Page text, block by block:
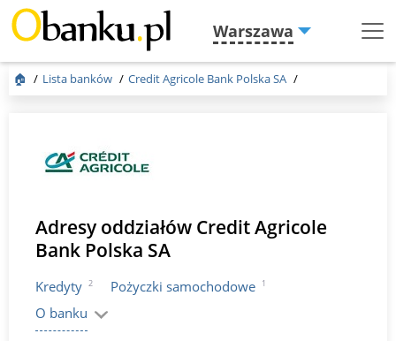
Warszawa
Menu
🏠 Lista banków Credit Agricole Bank Polska SA
Adresy oddziałów Credit Agricole
Bank Polska SA
Kredyty 2 Pożyczki samochodowe 1
O banku